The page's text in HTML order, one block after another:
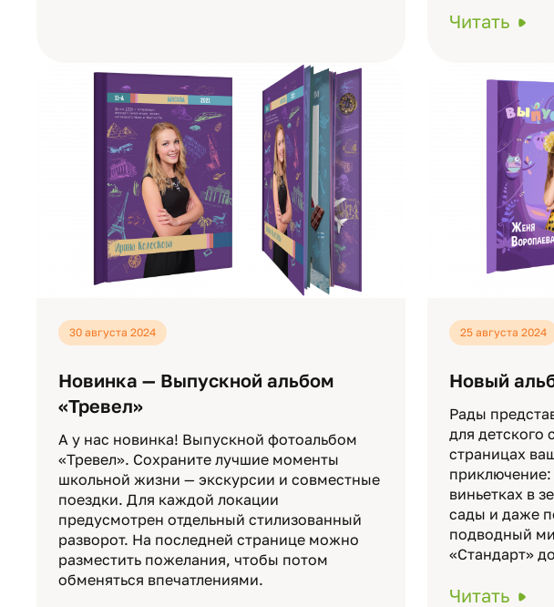
Читать
30 августа 2024
Новинка — Выпускной альбом
«Тревел»
А у нас новинка! Выпускной фотоальбом
«Тревел». Сохраните лучшие моменты
школьной жизни — экскурсии и совместные
поездки. Для каждой локации
предусмотрен отдельный стилизованный
разворот. На последней странице можно
разместить пожелания, чтобы потом
обменяться впечатлениями.
25 августа 2024
Новый
Рады
для детского
страницах
виньетках в
сады и даже
подводный
«Стандарт»
Читать